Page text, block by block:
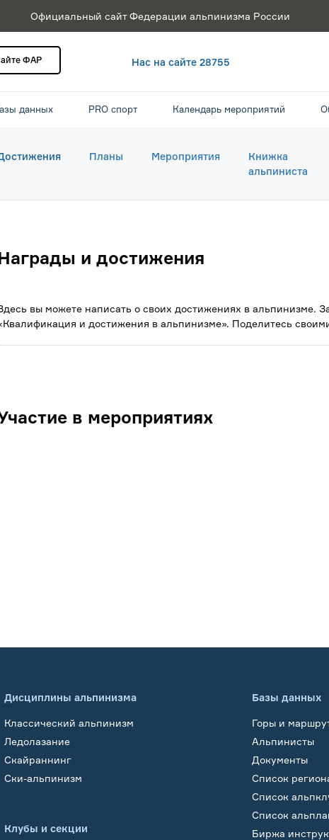
Официальный сайт Федерации альпинизма России
ФАР Нас на сайте 28755
данных PRO спорт Календарь мероприятий
Планы Мероприятия
Книжка
альпиниста
и достижения
вы можете написать о своих достижениях в альпинизме.
и достижения в альпинизме». Поделитесь
в мероприятиях
Дисциплины альпинизма
Классический альпинизм
Ледолазание
Скайраннинг
Ски-альпинизм
Клубы и секции
Базы данных
Горы и
Альпинисты
Документы
Список
Список
Список
Биржа